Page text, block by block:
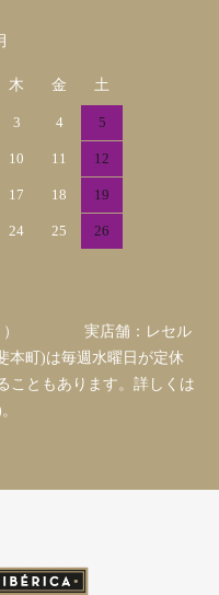
木 金 土
3 4 5
10 11 12
17 18 19
24 25 26
あり） 実店舗：レセル
本町)は毎週水曜日が定休
こともあります。詳しくは